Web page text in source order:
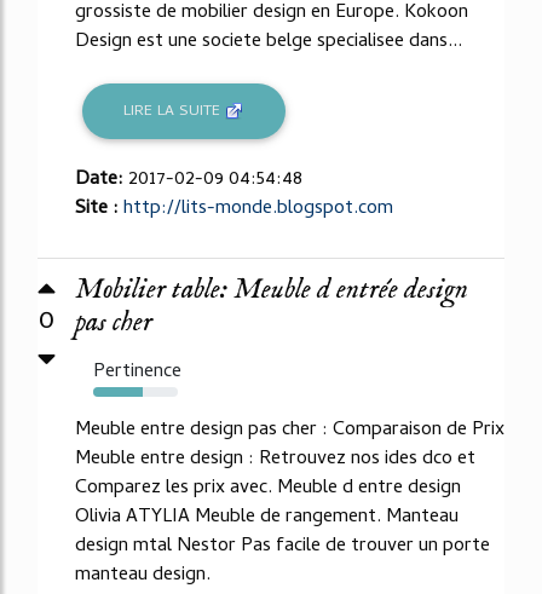
grossiste de mobilier design en Europe. Kokoon
Design est une societe belge specialisee dans...
LIRE LA SUITE
Date: 2017-02-09 04:54:48
Site :http://lits-monde.blogspot.com
0
Mobilier table: Meuble d entrée design
pas cher
Pertinence
59%
Meuble entre design pas cher : Comparaison de Prix
Meuble entre design : Retrouvez nos ides dco et
Comparez les prix avec. Meuble d entre design
Olivia ATYLIA Meuble de rangement. Manteau
design mtal Nestor Pas facile de trouver un porte
manteau design.